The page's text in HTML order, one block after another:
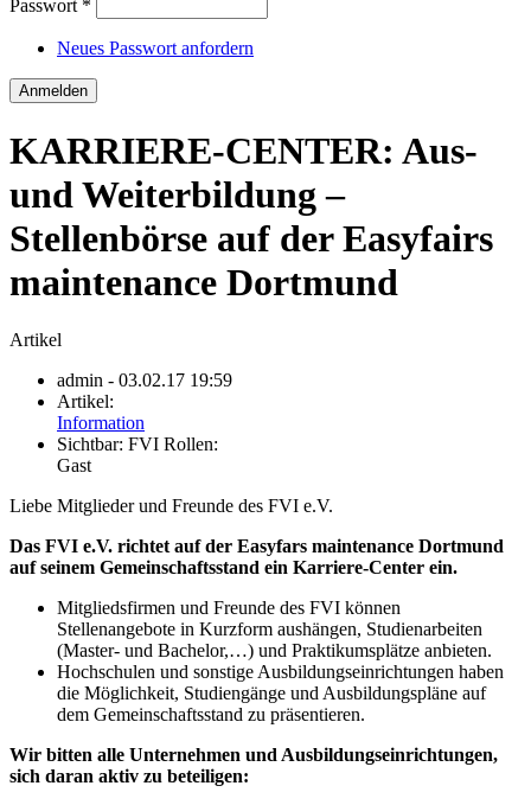
Passwort *
Neues Passwort anfordern
KARRIERE-CENTER: Aus-
und Weiterbildung –
Stellenbörse auf der Easyfairs
maintenance Dortmund
Artikel
admin - 03.02.17 19:59
Artikel:
Information
Sichtbar: FVI Rollen:
Gast
Liebe Mitglieder und Freunde des FVI e.V.
Das FVI e.V. richtet auf der Easyfars maintenance Dortmund
auf seinem Gemeinschaftsstand ein Karriere-Center ein.
Mitgliedsfirmen und Freunde des FVI können
Stellenangebote in Kurzform aushängen, Studienarbeiten
(Master- und Bachelor,…) und Praktikumsplätze anbieten.
Hochschulen und sonstige Ausbildungseinrichtungen haben
die Möglichkeit, Studiengänge und Ausbildungspläne auf
dem Gemeinschaftsstand zu präsentieren.
Wir bitten alle Unternehmen und Ausbildungseinrichtungen,
sich daran aktiv zu beteiligen: